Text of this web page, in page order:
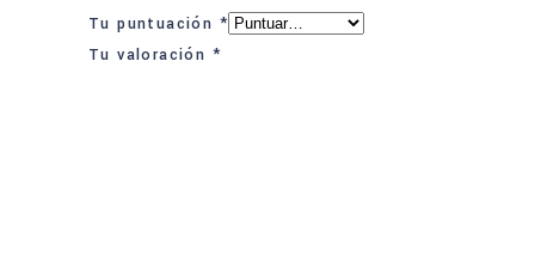
Tu puntuación *
Tu valoración *